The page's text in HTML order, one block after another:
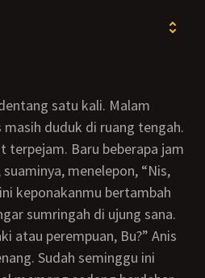
duduk di ruang tengah.
terpejam. Baru beberapa jam
menelepon, “Nis,
keponakanmu bertambah
sumringah di ujung sana.
Sudah seminggu ini